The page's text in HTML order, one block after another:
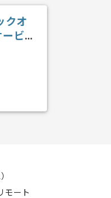
クオ
ビス
モート